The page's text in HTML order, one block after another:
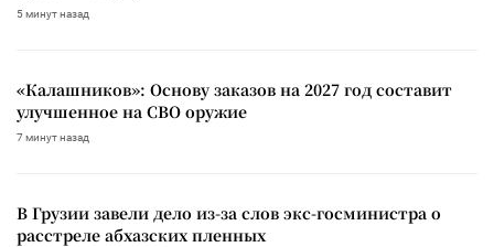
5 минут назад
«Калашников»: Основу заказов на 2027 год составит
улучшенное на СВО оружие
7 минут назад
В Грузии завели дело из-за слов экс-госминистра о
расстреле абхазских пленных